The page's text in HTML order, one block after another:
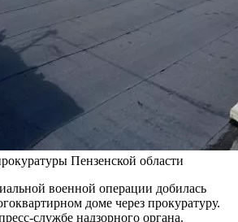
Пензенской области
военной операции добилась
доме через прокуратуру.
службе надзорного органа.